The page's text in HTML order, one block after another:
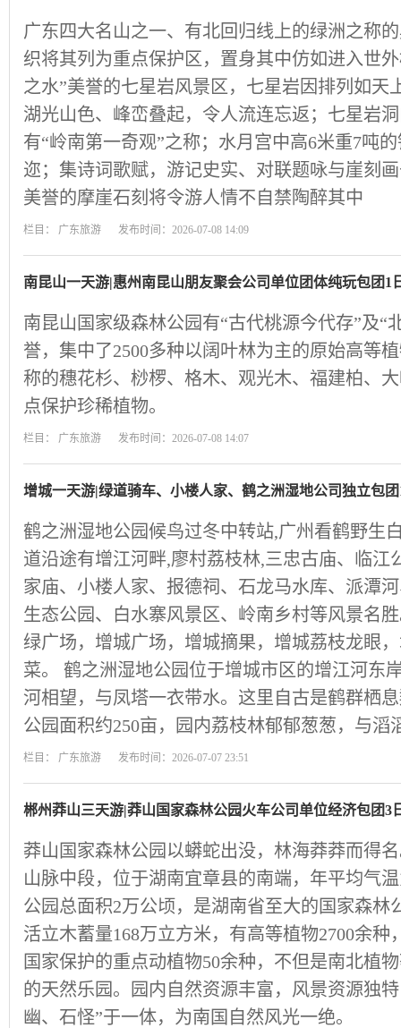
广东四大名山之一、有北回归线上的绿洲之称
织将其列为重点保护区，置身其中仿如进入世
之水”美誉的七星岩风景区，七星岩因排列如天
湖光山色、峰峦叠起，令人流连忘返；七星岩
有“岭南第一奇观”之称；水月宫中高6米重7吨
迩；集诗词歌赋，游记史实、对联题咏与崖刻
美誉的摩崖石刻将令游人情不自禁陶醉其中
栏目： 广东旅游 发布时间：2026-07-08 14:09
南昆山一天游|惠州南昆山朋友聚会公司单位团体纯玩包团1
南昆山国家级森林公园有“古代桃源今代存”及“
誉，集中了2500多种以阔叶林为主的原始高等
称的穗花杉、桫椤、格木、观光木、福建柏、
点保护珍稀植物。
栏目： 广东旅游 发布时间：2026-07-08 14:07
增城一天游|绿道骑车、小楼人家、鹤之洲湿地公司独立包
鹤之洲湿地公园候鸟过冬中转站,广州看鹤野生
道沿途有增江河畔,廖村荔枝林,三忠古庙、临江
家庙、小楼人家、报德祠、石龙马水库、派潭
生态公园、白水寨风景区、岭南乡村等风景名
绿广场，增城广场，增城摘果，增城荔枝龙眼
菜。 鹤之洲湿地公园位于增城市区的增江河东
河相望，与凤塔一衣带水。这里自古是鹤群栖
公园面积约250亩，园内荔枝林郁郁葱葱，与滔
栏目： 广东旅游 发布时间：2026-07-07 23:51
郴州莽山三天游|莽山国家森林公园火车公司单位经济包团3
莽山国家森林公园以蟒蛇出没，林海莽莽而得
山脉中段，位于湖南宜章县的南端，年平均气
公园总面积2万公顷，是湖南省至大的国家森林
活立木蓄量168万立方米，有高等植物2700余种
国家保护的重点动植物50余种，不但是南北植
的天然乐园。园内自然资源丰富，风景资源独
幽、石怪”于一体，为南国自然风光一绝。